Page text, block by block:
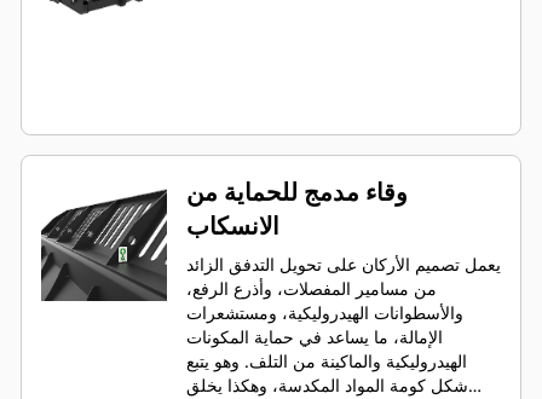
وقاء مدمج للحماية من
الانسكاب
يعمل تصميم الأركان على تحويل التدفق الزائد
من مسامير المفصلات، وأذرع الرفع،
والأسطوانات الهيدروليكية، ومستشعرات
الإمالة، ما يساعد في حماية المكونات
الهيدروليكية والماكينة من التلف. وهو يتبع
شكل كومة المواد المكدسة، وهكذا يخلق